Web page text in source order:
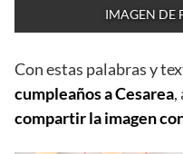
IMAGEN DE
Con estas palabras y
cumpleaños a Cesarea,
compartir la imagen